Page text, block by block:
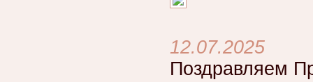
12.07.2025
Поздравляем